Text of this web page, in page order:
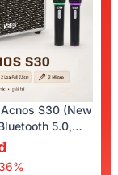
S30 (New
5.0,